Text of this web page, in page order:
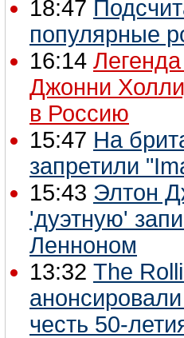
18:47
популярные
16:14
Джонни
в Россию
15:47 На
запретили
15:43 Элтон
'дуэтную'
Ленноном
13:32 The
честь 50-